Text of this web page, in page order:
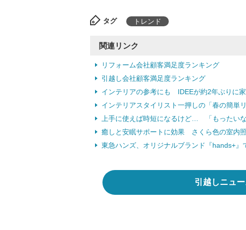
タグ トレンド
関連リンク
リフォーム会社顧客満足度ランキング
引越し会社顧客満足度ランキング
インテリアの参考にも IDEEが約2年ぶりに
インテリアスタイリスト一押しの「春の簡単
上手に使えば時短になるけど… 「もったい
癒しと安眠サポートに効果 さくら色の室内照
東急ハンズ、オリジナルブランド『hands+』
引越しニュ